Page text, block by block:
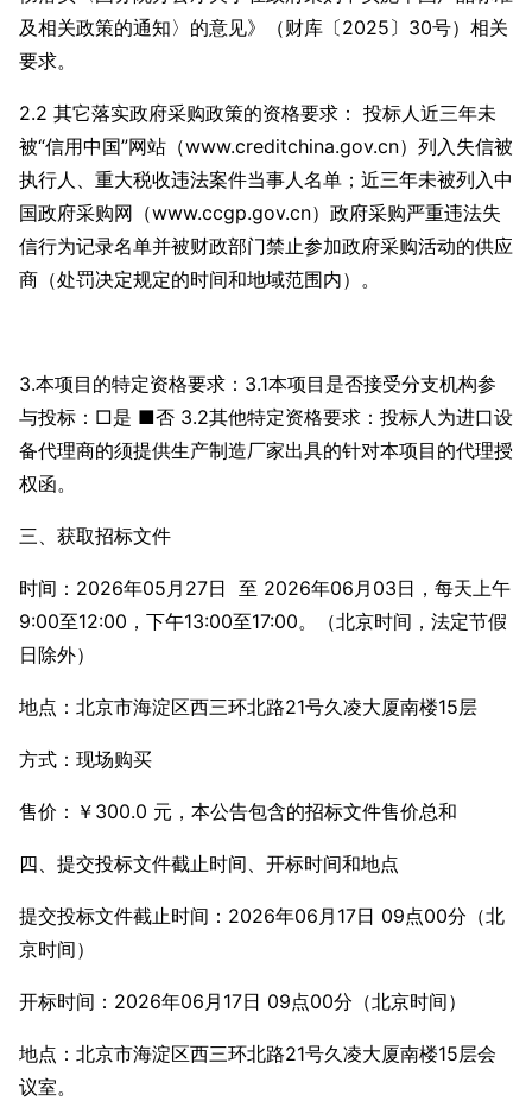
及相关政策的通知〉的意见》（财库〔2025〕30号）相关
要求。
2.2 其它落实政府采购政策的资格要求： 投标人近三年未
被“信用中国”网站（www.creditchina.gov.cn）列入失信被
执行人、重大税收违法案件当事人名单；近三年未被列入中
国政府采购网（www.ccgp.gov.cn）政府采购严重违法失
信行为记录名单并被财政部门禁止参加政府采购活动的供应
商（处罚决定规定的时间和地域范围内）。
3.本项目的特定资格要求：3.1本项目是否接受分支机构参
与投标：□是 ■否 3.2其他特定资格要求：投标人为进口设
备代理商的须提供生产制造厂家出具的针对本项目的代理授
权函。
三、获取招标文件
时间：2026年05月27日 至 2026年06月03日，每天上午
9:00至12:00，下午13:00至17:00。（北京时间，法定节假
日除外）
地点：北京市海淀区西三环北路21号久凌大厦南楼15层
方式：现场购买
售价：￥300.0 元，本公告包含的招标文件售价总和
四、提交投标文件截止时间、开标时间和地点
提交投标文件截止时间：2026年06月17日 09点00分（北
京时间）
开标时间：2026年06月17日 09点00分（北京时间）
地点：北京市海淀区西三环北路21号久凌大厦南楼15层会
议室。